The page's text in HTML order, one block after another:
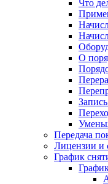
Что
О
Передача
Лицензии и
График